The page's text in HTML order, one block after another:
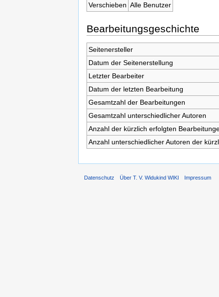
Verschieben Alle Benutzer
Bearbeitungsgeschichte
Seitenersteller
Datum der Seitenerstellung
Letzter Bearbeiter
Datum der letzten Bearbeitung
Gesamtzahl der Bearbeitungen
Gesamtzahl unterschiedlicher Autoren
Anzahl der kürzlich erfolgten
Anzahl unterschiedlicher Autoren der
Datenschutz Über T. V. Widukind WIKI Impressum